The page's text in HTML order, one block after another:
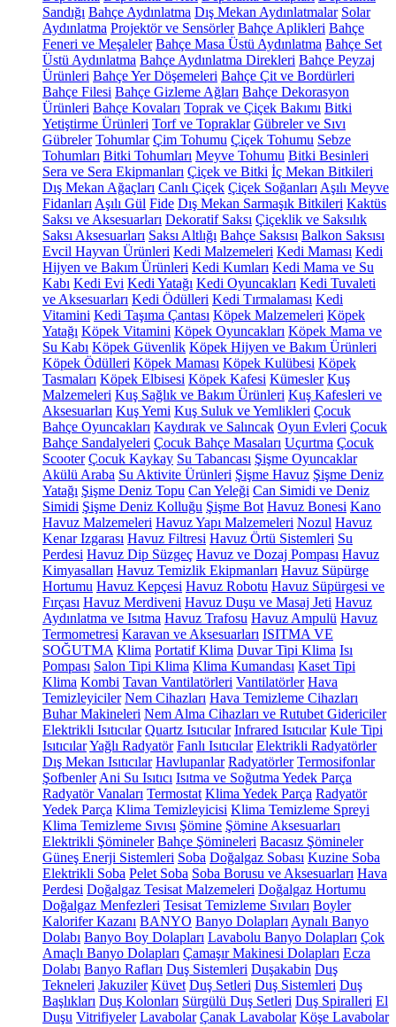
Sandığı Bahçe Aydınlatma Dış Mekan Aydınlatmalar Solar
Aydınlatma Projektör ve Sensörler Bahçe Aplikleri Bahçe
Feneri ve Meşaleler Bahçe Masa Üstü Aydınlatma Bahçe Set
Üstü Aydınlatma Bahçe Aydınlatma Direkleri Bahçe Peyzaj
Ürünleri Bahçe Yer Döşemeleri Bahçe Çit ve Bordürleri
Bahçe Filesi Bahçe Gizleme Ağları Bahçe Dekorasyon
Ürünleri Bahçe Kovaları Toprak ve Çiçek Bakımı Bitki
Yetiştirme Ürünleri Torf ve Topraklar Gübreler ve Sıvı
Gübreler Tohumlar Çim Tohumu Çiçek Tohumu Sebze
Tohumları Bitki Tohumları Meyve Tohumu Bitki Besinleri
Sera ve Sera Ekipmanları Çiçek ve Bitki İç Mekan Bitkileri
Dış Mekan Ağaçları Canlı Çiçek Çiçek Soğanları Aşılı Meyve
Fidanları Aşılı Gül Fide Dış Mekan Sarmaşık Bitkileri Kaktüs
Saksı ve Aksesuarları Dekoratif Saksı Çiçeklik ve Saksılık
Saksı Aksesuarları Saksı Altlığı Bahçe Saksısı Balkon Saksısı
Evcil Hayvan Ürünleri Kedi Malzemeleri Kedi Maması Kedi
Hijyen ve Bakım Ürünleri Kedi Kumları Kedi Mama ve Su
Kabı Kedi Evi Kedi Yatağı Kedi Oyuncakları Kedi Tuvaleti
ve Aksesuarları Kedi Ödülleri Kedi Tırmalaması Kedi
Vitamini Kedi Taşıma Çantası Köpek Malzemeleri Köpek
Yatağı Köpek Vitamini Köpek Oyuncakları Köpek Mama ve
Su Kabı Köpek Güvenlik Köpek Hijyen ve Bakım Ürünleri
Köpek Ödülleri Köpek Maması Köpek Kulübesi Köpek
Tasmaları Köpek Elbisesi Köpek Kafesi Kümesler Kuş
Malzemeleri Kuş Sağlık ve Bakım Ürünleri Kuş Kafesleri ve
Aksesuarları Kuş Yemi Kuş Suluk ve Yemlikleri Çocuk
Bahçe Oyuncakları Kaydırak ve Salıncak Oyun Evleri Çocuk
Bahçe Sandalyeleri Çocuk Bahçe Masaları Uçurtma Çocuk
Scooter Çocuk Kaykay Su Tabancası Şişme Oyuncaklar
Akülü Araba Su Aktivite Ürünleri Şişme Havuz Şişme Deniz
Yatağı Şişme Deniz Topu Can Yeleği Can Simidi ve Deniz
Simidi Şişme Deniz Kolluğu Şişme Bot Havuz Bonesi Kano
Havuz Malzemeleri Havuz Yapı Malzemeleri Nozul Havuz
Kenar Izgarası Havuz Filtresi Havuz Örtü Sistemleri Su
Perdesi Havuz Dip Süzgeç Havuz ve Dozaj Pompası Havuz
Kimyasalları Havuz Temizlik Ekipmanları Havuz Süpürge
Hortumu Havuz Kepçesi Havuz Robotu Havuz Süpürgesi ve
Fırçası Havuz Merdiveni Havuz Duşu ve Masaj Jeti Havuz
Aydınlatma ve Isıtma Havuz Trafosu Havuz Ampulü Havuz
Termometresi Karavan ve Aksesuarları ISITMA VE
SOĞUTMA Klima Portatif Klima Duvar Tipi Klima Isı
Pompası Salon Tipi Klima Klima Kumandası Kaset Tipi
Klima Kombi Tavan Vantilatörleri Vantilatörler Hava
Temizleyiciler Nem Cihazları Hava Temizleme Cihazları
Buhar Makineleri Nem Alma Cihazları ve Rutubet Gidericiler
Elektrikli Isıtıcılar Quartz Isıtıcılar Infrared Isıtıcılar Kule Tipi
IsıtıcılarYağlı Radyatör Fanlı Isıtıcılar Elektrikli Radyatörler
Dış Mekan Isıtıcılar Havlupanlar Radyatörler Termosifonlar
Şofbenler Ani Su Isıtıcı Isıtma ve Soğutma Yedek Parça
Radyatör Vanaları Termostat Klima Yedek Parça Radyatör
Yedek Parça Klima Temizleyicisi Klima Temizleme Spreyi
Klima Temizleme Sıvısı Şömine Şömine Aksesuarları
Elektrikli Şömineler Bahçe Şömineleri Bacasız Şömineler
Güneş Enerji Sistemleri Soba Doğalgaz Sobası Kuzine Soba
Elektrikli Soba Pelet Soba Soba Borusu ve Aksesuarları Hava
Perdesi Doğalgaz Tesisat Malzemeleri Doğalgaz Hortumu
Doğalgaz Menfezleri Tesisat Temizleme Sıvıları Boyler
Kalorifer Kazanı BANYO Banyo Dolapları Aynalı Banyo
Dolabı Banyo Boy Dolapları Lavabolu Banyo Dolapları Çok
Amaçlı Banyo Dolapları Çamaşır Makinesi Dolapları Ecza
Dolabı Banyo Rafları Duş Sistemleri Duşakabin Duş
Tekneleri Jakuziler Küvet Duş Setleri Duş Sistemleri Duş
Başlıkları Duş Kolonları Sürgülü Duş Setleri Duş Spiralleri El
Duşu Vitrifiyeler Lavabolar Çanak Lavabolar Köşe Lavabolar